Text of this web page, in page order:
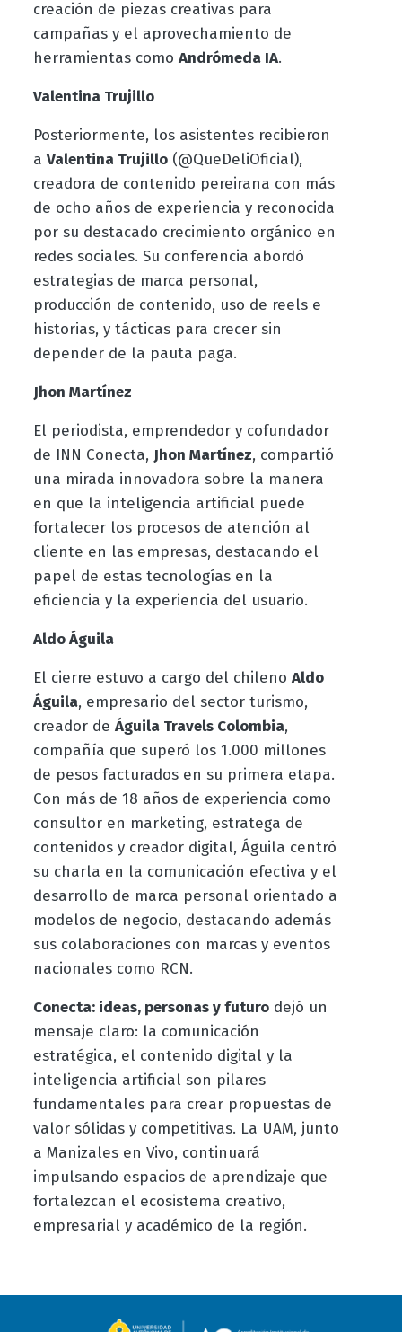
creación de piezas creativas para
campañas y el aprovechamiento de
herramientas como Andrómeda IA.
Valentina Trujillo
Posteriormente, los asistentes recibieron
a Valentina Trujillo(@QueDeliOficial),
creadora de contenido pereirana con más
de ocho años de experiencia y reconocida
por su destacado crecimiento orgánico en
redes sociales. Su conferencia abordó
estrategias de marca personal,
producción de contenido, uso de reels e
historias, y tácticas para crecer sin
depender de la pauta paga.
Jhon Martínez
El periodista, emprendedor y cofundador
de INN Conecta, Jhon Martínez, compartió
una mirada innovadora sobre la manera
en que la inteligencia artificial puede
fortalecer los procesos de atención al
cliente en las empresas, destacando el
papel de estas tecnologías en la
eficiencia y la experiencia del usuario.
Aldo Águila
El cierre estuvo a cargo del chileno Aldo
Águila, empresario del sector turismo,
creador de Águila Travels Colombia,
compañía que superó los 1.000 millones
de pesos facturados en su primera etapa.
Con más de 18 años de experiencia como
consultor en marketing, estratega de
contenidos y creador digital, Águila centró
su charla en la comunicación efectiva y el
desarrollo de marca personal orientado a
modelos de negocio, destacando además
sus colaboraciones con marcas y eventos
nacionales como RCN.
Conecta: ideas, personas y futurodejó un
mensaje claro: la comunicación
estratégica, el contenido digital y la
inteligencia artificial son pilares
fundamentales para crear propuestas de
valor sólidas y competitivas. La UAM, junto
a Manizales en Vivo, continuará
impulsando espacios de aprendizaje que
fortalezcan el ecosistema creativo,
empresarial y académico de la región.